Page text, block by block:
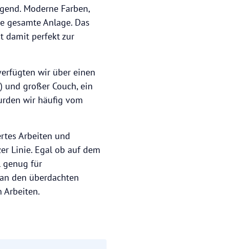
Moderne Farben,
Anlage. Das
damit perfekt zur
wir über einen
großer Couch, ein
wir häufig vom
Arbeiten und
Linie. Egal ob auf dem
genug für
den überdachten
Arbeiten.